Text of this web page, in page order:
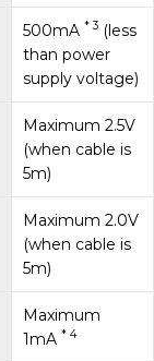
500mA * 3 (less
than power
supply voltage)
Maximum 2.5V
(when cable is
5m)
Maximum 2.0V
(when cable is
5m)
Maximum
1mA * 4